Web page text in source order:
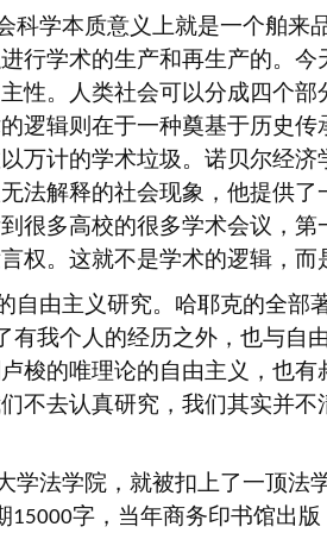
科学本质意义上就是一个舶来
行学术的生产和再生产的。今
性。人类社会可以分成四个
逻辑则在于一种奠基于历史
万计的学术垃圾。诺贝尔经
法解释的社会现象，他提供
很多高校的很多学术会议，
权。这就不是学术的逻辑，而
自由主义研究。哈耶克的全部
有我个人的经历之外，也与自
梭的唯理论的自由主义，也
不去认真研究，我们其实并
法学院，就被扣上了一顶法
15000字，当年商务印书馆出